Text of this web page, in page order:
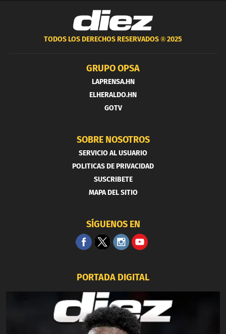
TODOS LOS DERECHOS RESERVADOS ®2025
GRUPO OPSA
LAPRENSA.HN
ELHERALDO.HN
GOTV
SOBRE NOSOTROS
SERVICIO AL USUARIO
POLITICAS DE PRIVACIDAD
SUSCRIBETE
MAPA DEL SITIO
SÍGUENOS EN
PORTADA DIGITAL